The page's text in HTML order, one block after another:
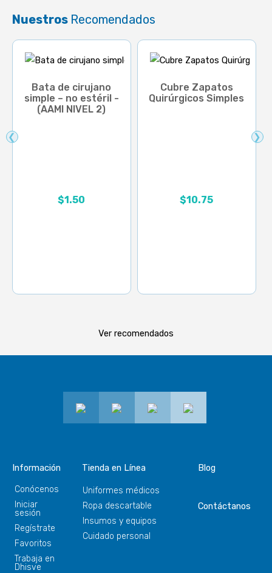
Nuestros Recomendados
❮ ❯
Bata de cirujano
simple – no estéril -
(AAMI NIVEL 2)
$1.50
Cubre Zapatos
Quirúrgicos Simples
$10.75
Ver recomendados
Información
Conócenos
Iniciar
sesión
Regístrate
Favoritos
Trabaja en
Dhisve
Tienda en Línea
Uniformes médicos
Ropa descartable
Insumos y equipos
Cuidado personal
Blog
Contáctanos